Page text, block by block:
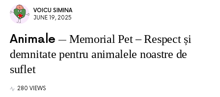
VOICU SIMINA
JUNE 19, 2025
Animale
Memorial Pet – Respect și
demnitate pentru animalele noastre de
suflet
280 VIEWS